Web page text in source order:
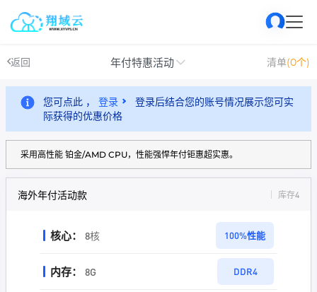
返回 年付特惠活动 清单(0个)
您可点此 ， 登录
登录后结合您的账号情况展示您可实
际获得的优惠价格
采用高性能 铂金/AMD CPU，性能强悍年付钜惠超实惠。
海外年付活动款 库存4
核心： 8核 100%性能
内存： 8G DDR4